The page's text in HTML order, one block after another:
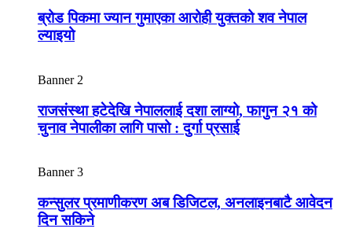
ब्रोड पिकमा ज्यान गुमाएका आरोही युक्तको शव नेपाल
ल्याइयो
Banner 2
राजसंस्था हटेदेखि नेपाललाई दशा लाग्यो, फागुन २१ को
चुनाव नेपालीका लागि पासो : दुर्गा प्रसाई
Banner 3
कन्सुलर प्रमाणीकरण अब डिजिटल, अनलाइनबाटै आवेदन
दिन सकिने